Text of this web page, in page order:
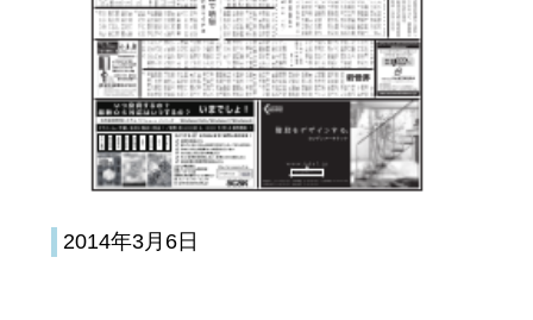
2014年3月6日